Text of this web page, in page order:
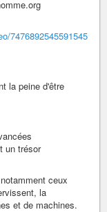
7476892545591545
la peine d'être
un trésor
ceux
la
et de machines.